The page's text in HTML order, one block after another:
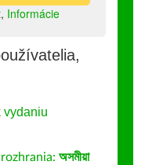
, Informácie
vydaniu
অসমীয়া